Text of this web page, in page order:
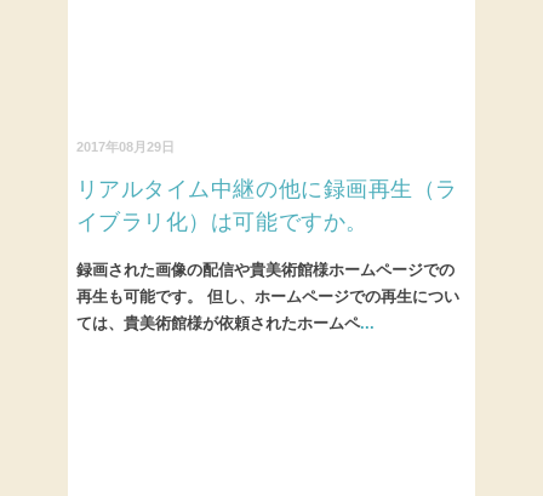
2017年08月29日
リアルタイム中継の他に録画再生（ラ
イブラリ化）は可能ですか。
録画された画像の配信や貴美術館様ホームページでの
再生も可能です。 但し、ホームページでの再生につい
ては、貴美術館様が依頼されたホームペ...